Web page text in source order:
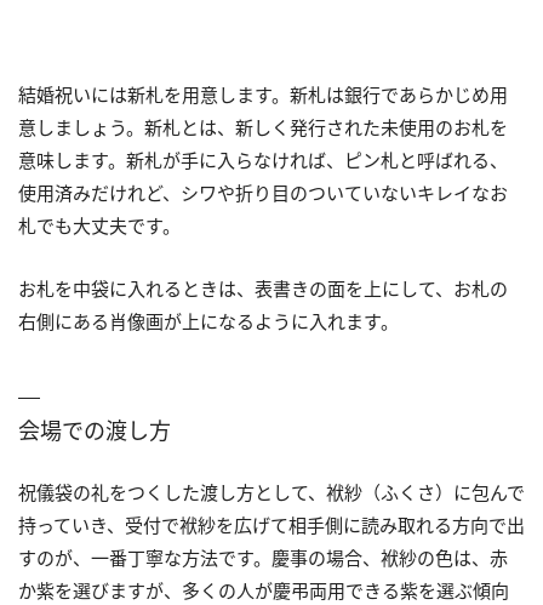
結婚祝いには新札を用意します。新札は銀行であらかじめ用
意しましょう。新札とは、新しく発行された未使用のお札を
意味します。新札が手に入らなければ、ピン札と呼ばれる、
使用済みだけれど、シワや折り目のついていないキレイなお
札でも大丈夫です。
お札を中袋に入れるときは、表書きの面を上にして、お札の
右側にある肖像画が上になるように入れます。
会場での渡し方
祝儀袋の礼をつくした渡し方として、袱紗（ふくさ）に包んで
持っていき、受付で袱紗を広げて相手側に読み取れる方向で出
すのが、一番丁寧な方法です。慶事の場合、袱紗の色は、赤
か紫を選びますが、多くの人が慶弔両用できる紫を選ぶ傾向